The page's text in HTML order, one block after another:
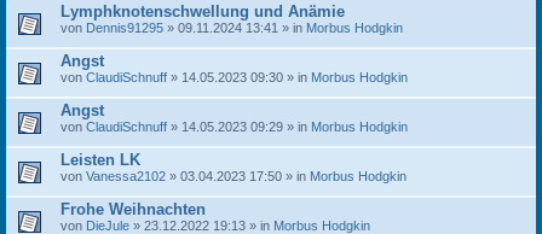
Lymphknotenschwellung und Anämie
von Dennis91295 » 09.11.2024 13:41 » in Morbus Hodgkin
Angst
von ClaudiSchnuff » 14.05.2023 09:30 » in Morbus Hodgkin
Angst
von ClaudiSchnuff » 14.05.2023 09:29 » in Morbus Hodgkin
Leisten LK
von Vanessa2102 » 03.04.2023 17:50 » in Morbus Hodgkin
Frohe Weihnachten
von DieJule » 23.12.2022 19:13 » in Morbus Hodgkin